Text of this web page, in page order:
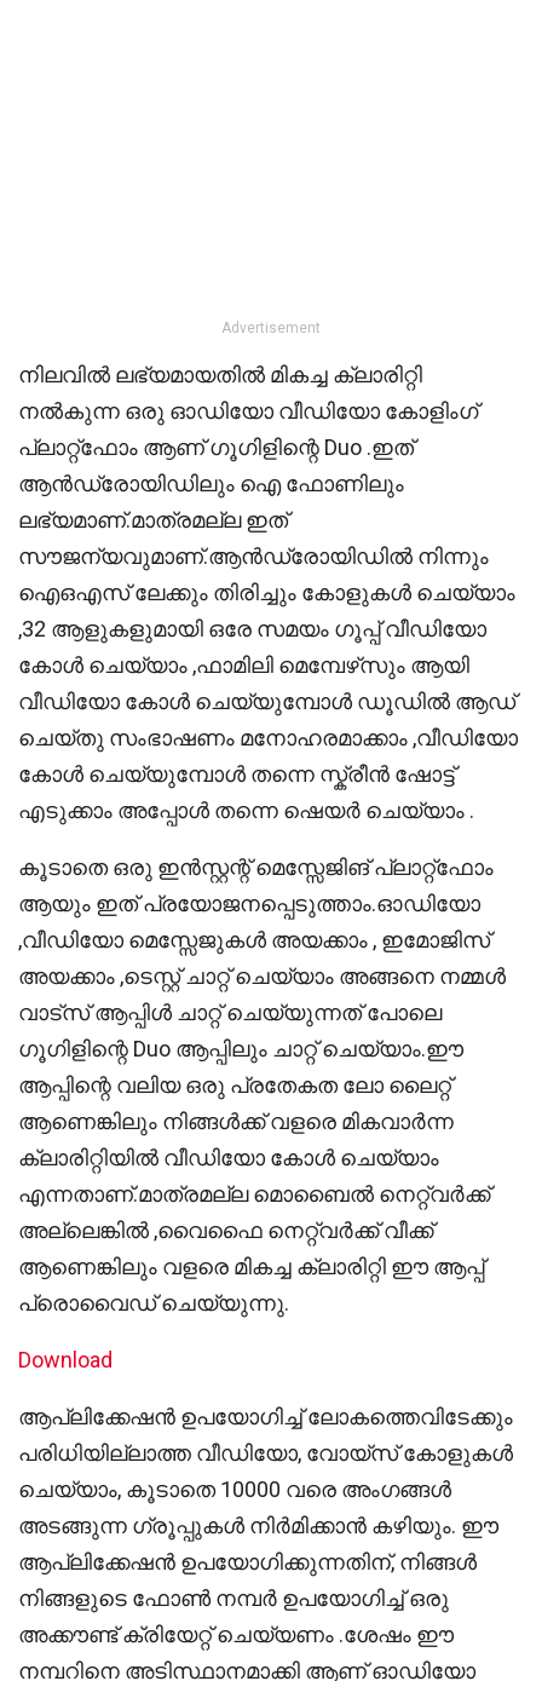
Advertisement
നിലവിൽ ലഭ്യമായതിൽ മികച്ച ക്ലാരിറ്റി
നൽകുന്ന ഒരു ഓഡിയോ വീഡിയോ കോളിംഗ്
പ്ലാറ്റ്‌ഫോം ആണ് ഗൂഗിളിന്റെ Duo .ഇത്
ആൻഡ്രോയിഡിലും ഐ ഫോണിലും
ലഭ്യമാണ്.മാത്രമല്ല ഇത്
സൗജന്യവുമാണ്.ആൻഡ്രോയിഡിൽ നിന്നും
ഐഒഎസ് ലേക്കും തിരിച്ചും കോളുകൾ ചെയ്യാം
,32 ആളുകളുമായി ഒരേ സമയം ഗൂപ്പ് വീഡിയോ
കോൾ ചെയ്യാം ,ഫാമിലി മെമ്പേഴ്‌സും ആയി
വീഡിയോ കോൾ ചെയ്യുമ്പോൾ ഡൂഡിൽ ആഡ്
ചെയ്തു സംഭാഷണം മനോഹരമാക്കാം ,വീഡിയോ
കോൾ ചെയ്യുമ്പോൾ തന്നെ സ്ക്രീൻ ഷോട്ട്
എടുക്കാം അപ്പോൾ തന്നെ ഷെയർ ചെയ്യാം .
കൂടാതെ ഒരു ഇൻസ്റ്റന്റ് മെസ്സേജിങ് പ്ലാറ്റ്ഫോം
ആയും ഇത് പ്രയോജനപ്പെടുത്താം.ഓഡിയോ
,വീഡിയോ മെസ്സേജുകൾ അയക്കാം , ഇമോജിസ്
അയക്കാം ,ടെസ്റ്റ് ചാറ്റ് ചെയ്യാം അങ്ങനെ നമ്മൾ
വാട്സ് ആപ്പിൾ ചാറ്റ് ചെയ്യുന്നത് പോലെ
ഗൂഗിളിന്റെ Duo ആപ്പിലും ചാറ്റ് ചെയ്യാം.ഈ
ആപ്പിന്റെ വലിയ ഒരു പ്രതേകത ലോ ലൈറ്റ്
ആണെങ്കിലും നിങ്ങൾക്ക് വളരെ മികവാർന്ന
ക്ലാരിറ്റിയിൽ വീഡിയോ കോൾ ചെയ്യാം
എന്നതാണ്.മാത്രമല്ല മൊബൈൽ നെറ്റ്വർക്ക്
അല്ലെങ്കിൽ ,വൈഫൈ നെറ്റ്വർക്ക് വീക്ക്
ആണെങ്കിലും വളരെ മികച്ച ക്ലാരിറ്റി ഈ ആപ്പ്
പ്രൊവൈഡ് ചെയ്യുന്നു.
Download
ആപ്ലിക്കേഷൻ ഉപയോഗിച്ച് ലോകത്തെവിടേക്കും
പരിധിയില്ലാത്ത വീഡിയോ, വോയ്‌സ് കോളുകൾ
ചെയ്യാം, കൂടാതെ 10000 വരെ അംഗങ്ങൾ
അടങ്ങുന്ന ഗ്രൂപ്പുകൾ നിർമിക്കാൻ കഴിയും. ഈ
ആപ്ലിക്കേഷൻ ഉപയോഗിക്കുന്നതിന്, നിങ്ങൾ
നിങ്ങളുടെ ഫോൺ നമ്പർ ഉപയോഗിച്ച് ഒരു
അക്കൗണ്ട് ക്രിയേറ്റ് ചെയ്യണം .ശേഷം ഈ
നമ്പറിനെ അടിസ്ഥാനമാക്കി ആണ് ഓഡിയോ